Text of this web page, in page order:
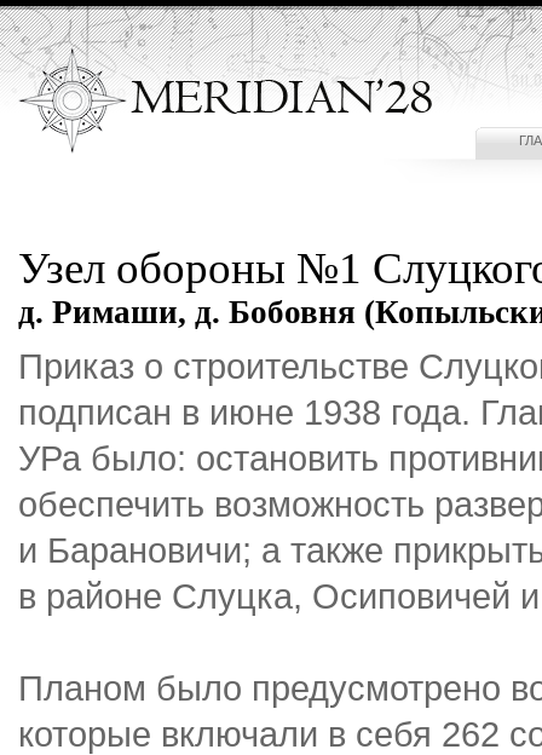
Узел обороны №1
д. Римаши, д. Бобовня
Приказ о строительстве
подписан в июне 1938 года.
УРа было: остановить
обеспечить возможность
и Барановичи; а также
в районе Слуцка, Осиповичей
Планом было предусмотрено
которые включали в себя 262